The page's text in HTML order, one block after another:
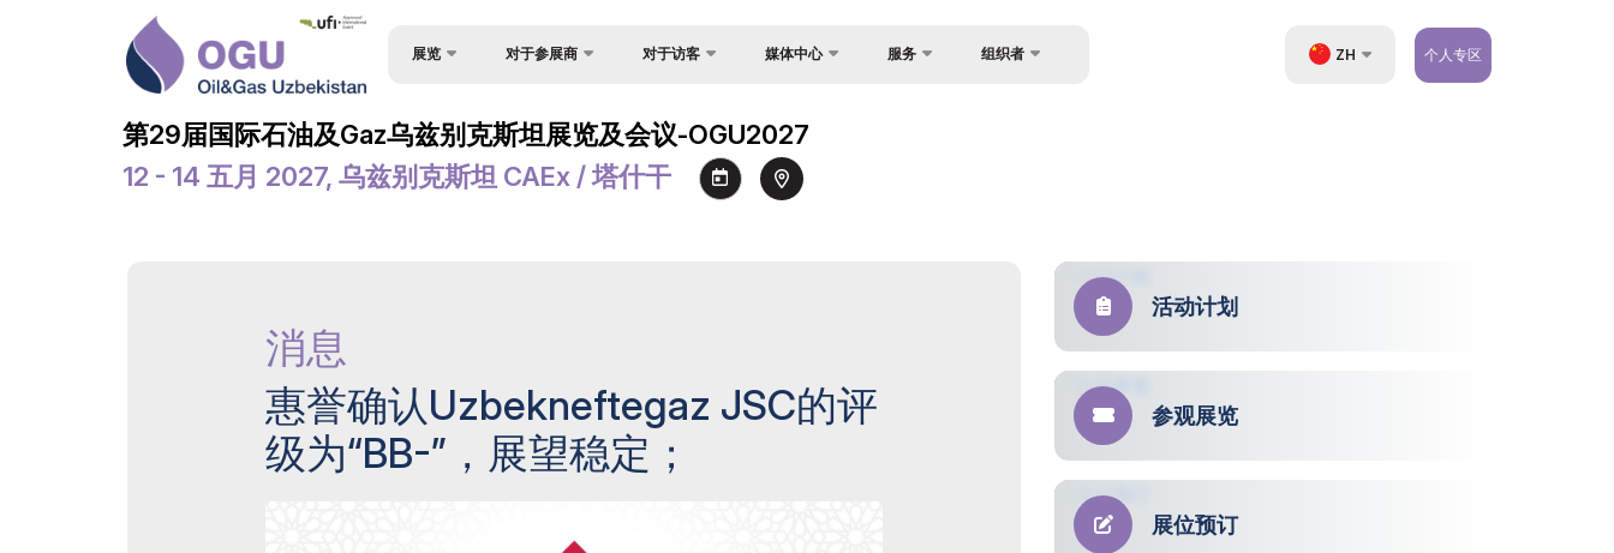
展览
欢迎信
对于参展商
货物与交付
对于访客
场地
媒体中心
新闻稿
服务 组织者 ZH 个人专区
第29届国际石油及Gaz乌兹别克斯坦展览及会议-OGU2027
12 - 14 五月 2027, 乌兹别克斯坦 CAEx / 塔什干
消息
惠誉确认Uzbekneftegaz JSC的评
级为“BB-”，展望稳定；
活动计划
参观展览
展位预订